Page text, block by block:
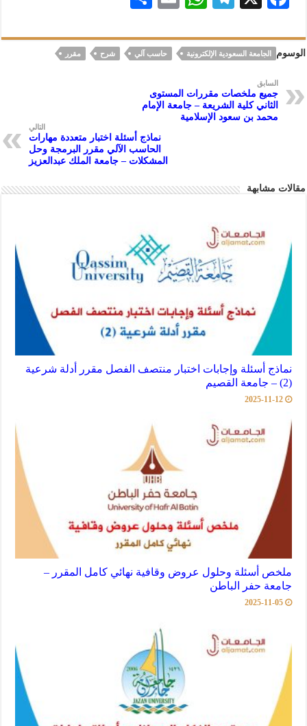
eb
oo
k
gr
a
m
at
s
A
p
ai
l
ar
e
الوسوم الجامعة السعودية الإلكترونية حاسب آلي شرح مقرر
السابق
جميع ملخصات مقررات المستوى
الثاني كلية الشريعة – جامعة الإمام
محمد بن سعود الإسلامية
التالي
نماذج أسئلة اختبار متعددة مهارات
الحاسب الآلي مقرر البرمجة وحل
المشكلات – جامعة الملك عبدالعزيز
مقالات مشابهة
نماذج أسئلة وإجابات اختبار منتصف الفصل مقرر أدلة شرعية
(2) – جامعة القصيم
2025-11-12
ملخص أسئلة وحلول عروض وقافية نهائي كامل المقرر –
جامعة حفر الباطن
2025-11-05